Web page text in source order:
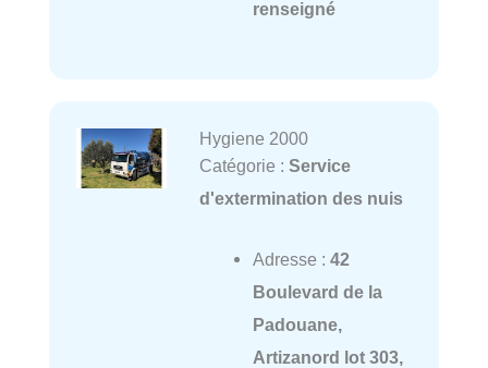
renseigné
Hygiene 2000
Catégorie : Service
d'extermination des nuis
Adresse : 42
Boulevard de la
Padouane,
Artizanord lot 303,